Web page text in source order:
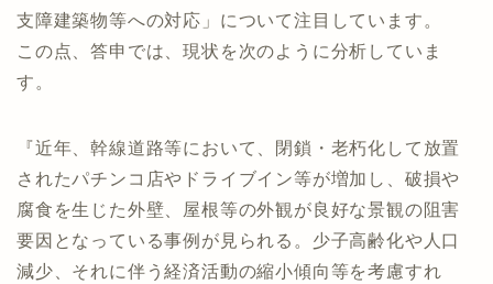
支障建築物等への対応」について注目しています。
この点、答申では、現状を次のように分析していま
す。
『近年、幹線道路等において、閉鎖・老朽化して放置
されたパチンコ店やドライブイン等が増加し、破損や
腐食を生じた外壁、屋根等の外観が良好な景観の阻害
要因となっている事例が見られる。少子高齢化や人口
減少、それに伴う経済活動の縮小傾向等を考慮すれ